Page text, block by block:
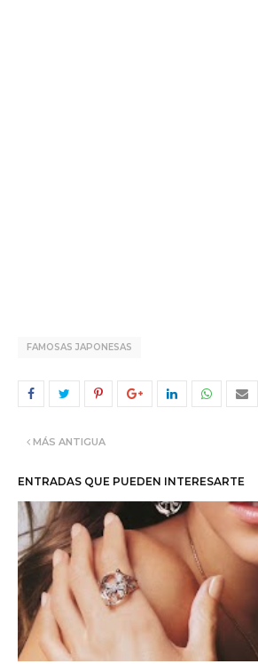
FAMOSAS JAPONESAS
MÁS ANTIGUA
ENTRADAS QUE PUEDEN INTERESARTE